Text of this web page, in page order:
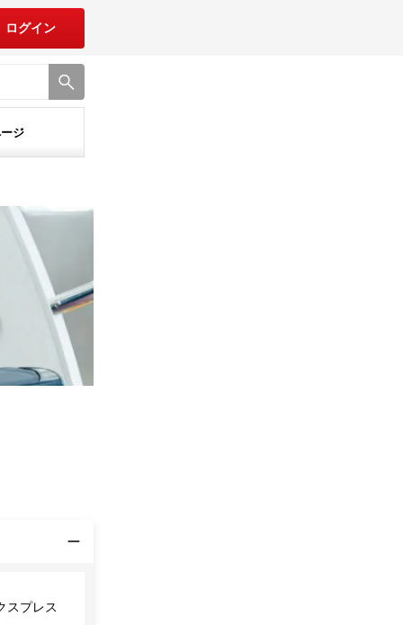
ログイン
ジ
スプレス